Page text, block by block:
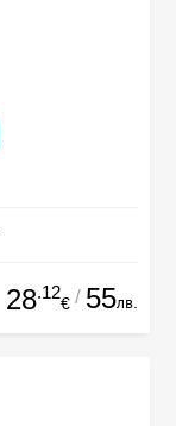
28.12
€ / 55лв.